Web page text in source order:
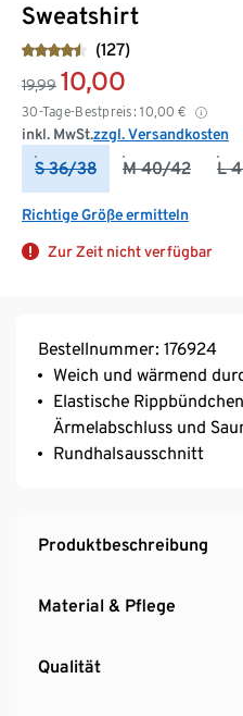
Sweatshirt
(127)
19,99 10,00
30-Tage-Bestpreis: 10,00 €
inkl. MwSt.zzgl. Versandkosten
S 36/38 M 40/42 L
Richtige Größe ermitteln
Zur Zeit nicht verfügbar
Bestellnummer: 176924
Weich und wärmend
Elastische
Ärmelabschluss und
Rundhalsausschnitt
Produktbeschreibung
Material & Pflege
Qualität